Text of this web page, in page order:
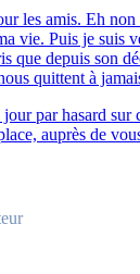
les amis. Eh
vie. Puis je suis
que depuis son
quittent à
par hasard sur
auprès de